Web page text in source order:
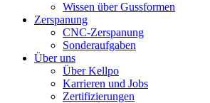
Wissen über Gussformen
Zerspanung
CNC-Zerspanung
Sonderaufgaben
Über uns
Über Kellpo
Karrieren und Jobs
Zertifizierungen